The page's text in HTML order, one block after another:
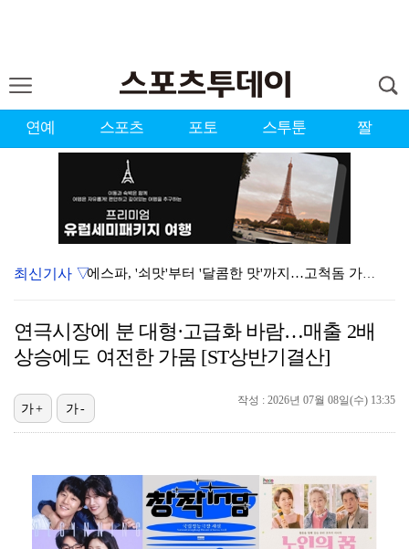
연예 스포츠 포토 스투툰 짤
에스파, '쇠맛'부터 '달콤한 맛'까지…고척돔 가득 채…
에스파, 고척돔 입성…공연 시작 40분 만에 첫 인사 …
박지민 아나운서 "발리까지 갔는데…'피의 게임2' 출연…
에스파 고척돔 공연에 반가운 얼굴…아이들 미연·트와이스…
맨시티 마레스카 감독 "이강인은 훌륭한 선수…아틀레티코…
최신기사 ▽
연극시장에 분 대형·고급화 바람…매출 2배
상승에도 여전한 가뭄 [ST상반기결산]
작성 : 2026년 07월 08일(수) 13:35
가+ 가-